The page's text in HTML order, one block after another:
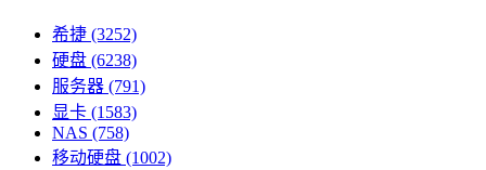
希捷 (3252)
硬盘 (6238)
服务器 (791)
显卡 (1583)
NAS (758)
移动硬盘 (1002)